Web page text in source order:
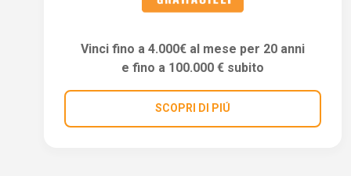
Vinci fino a 4.000€ al mese per 20 anni
e fino a 100.000 € subito
SCOPRI DI PIÚ